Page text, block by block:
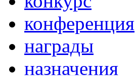
конференция
награды
назначения